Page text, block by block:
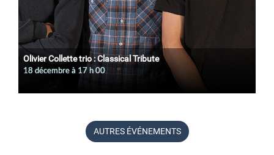
Olivier Collette trio : Classical Tribute
18 décembre à 17 h 00
AUTRES ÉVÉNEMENTS